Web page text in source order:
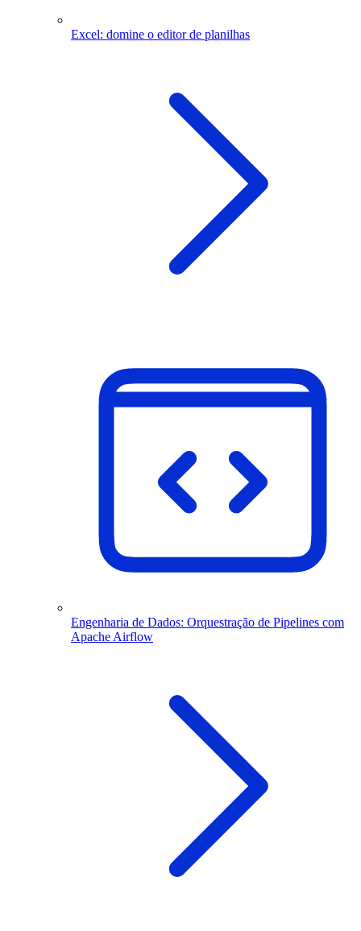
Excel: domine o editor de planilhas
Engenharia de Dados: Orquestração de Pipelines com
Apache Airflow